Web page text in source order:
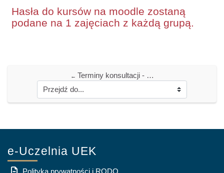
Hasła do kursów na moodle zostaną
podane na 1 zajęciach z każdą grupą.
← Terminy konsultacji - studia niestacjonarne
e-Uczelnia UEK
Polityka prywatności i RODO